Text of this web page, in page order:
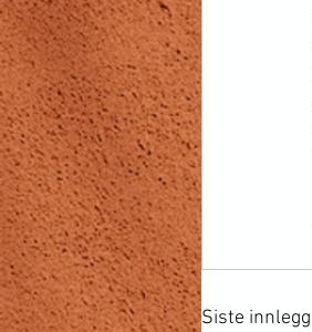
Siste innlegg